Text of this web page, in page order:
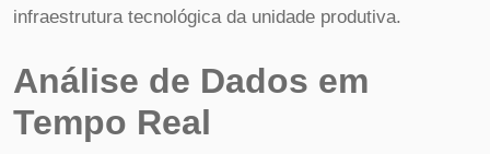
infraestrutura tecnológica da unidade produtiva.
Análise de Dados em
Tempo Real